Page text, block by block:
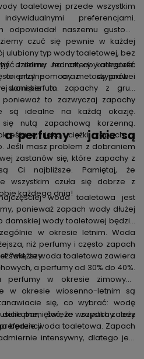
toaletowej przede wszystkim
preferencjami.
odpowiadał naszemu gustowi,
czuć się pewnie w każdej
ulubiony typ wody toaletowej, bez
z domu. Jednak, aby odnaleźć
przy pomocy metody prób i
woni perfum.
dzielimy na cztery kategorie:
oraz szyprowe.
damskie to zapachy z grup
to zazwyczaj zapachy
są idealne na każdą okazję.
się nutą zapachową korzenną.
jako ciężki zapach z
Jeśli masz problem z dobraniem
zastanów się, które zapachy z
Ci najbliższe. Pamiętaj, że
wszystkim czuła się dobrze z
każdego dnia!
a perfumy - jakie są
woda toaletowa jest
ponieważ zapach wody dłużej
damskiej wody toaletowej będzie
w okresie letnim. Woda
niż perfumy i często zapach
świeższy.
fakt, że woda toaletowa zawiera
a perfumy od 30% do 40%.
perfumy w okresie zimowym,
w okresie wiosenno-letnim są
się, co wybrać: wodę
pamiętać, że wszystko zależy
świeże zapachy bez
będzie woda toaletowa. Zapach
intensywny, dlatego jest
dnia. Dobrze dobrany zapach